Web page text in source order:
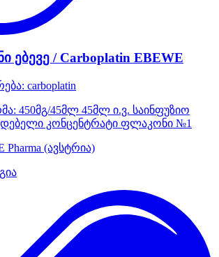
ებევე / Carboplatin EBEWE
carboplatin
450მგ/45მლ 45მლ ი.ვ. საინფუზიო
კონცენტრატი ფლაკონი №1
Pharma (ავსტრია)